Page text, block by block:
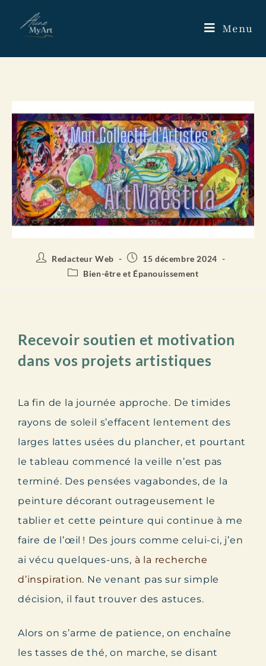
Menu
Redacteur Web
15 décembre 2024
Bien-être et Épanouissement
Recevoir soutien et motivation
dans vos projets artistiques
La fin de la journée approche. De timides
rayons de soleil s’effacent lentement des
larges lattes usées du plancher, et pourtant
le tableau commencé la veille n’est pas
terminé. Des pensées vagabondes, de la
peinture décorant outrageusement le
tablier et cette peinture qui continue à me
faire de l’œil ! Des jours comme celui-ci, j’en
ai vécu quelques-uns, à la recherche
d’inspiration. Ne venant pas sur simple
décision, il faut trouver des astuces.
Alors on s’arme de patience, on enchaîne
les tasses de thé, on marche, se disant